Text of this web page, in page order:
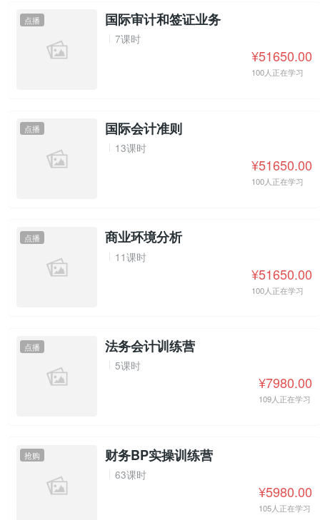
点播 国际审计和签证业务
7课时
¥51650.00
100人正在学习
点播 国际会计准则
13课时
¥51650.00
100人正在学习
点播 商业环境分析
11课时
¥51650.00
100人正在学习
点播 法务会计训练营
5课时
¥7980.00
109人正在学习
抢购 财务BP实操训练营
63课时
¥5980.00
105人正在学习